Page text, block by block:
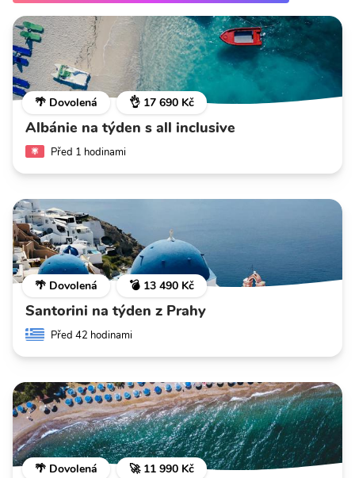
🌴 Dovolená 👌 17 690 Kč
Albánie na týden s all inclusive
Před 1 hodinami
🌴 Dovolená 💣 13 490 Kč
Santorini na týden z Prahy
Před 42 hodinami
🌴 Dovolená 🚀 11 990 Kč